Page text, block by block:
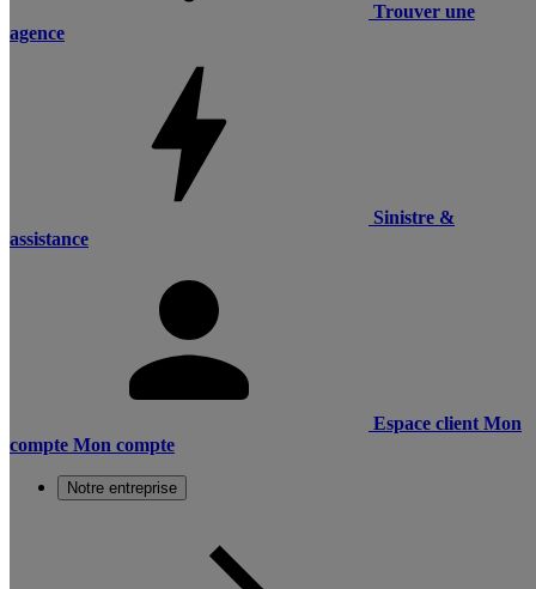
Trouver une
agence
Sinistre &
assistance
Espace client Mon
compte Mon compte
Notre entreprise